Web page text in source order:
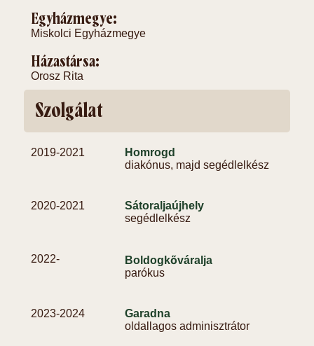
Egyházmegye:
Miskolci Egyházmegye
Házastársa:
Orosz Rita
Szolgálat
2019-2021
Homrogd
diakónus, majd segédlelkész
2020-2021
Sátoraljaújhely
segédlelkész
2022-
Boldogkőváralja
parókus
2023-2024
Garadna
oldallagos adminisztrátor